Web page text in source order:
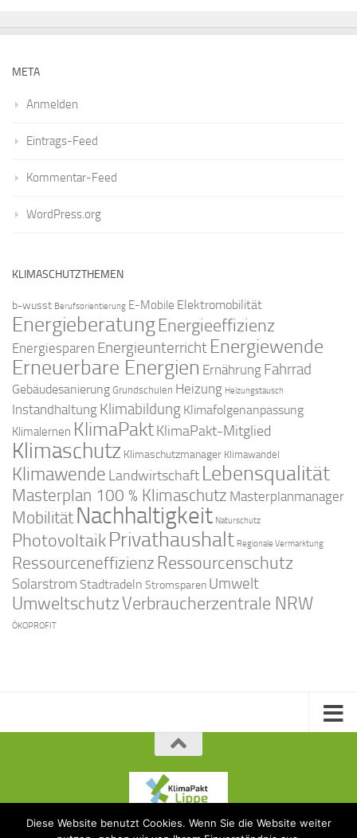
META
Anmelden
Eintrags-Feed
Kommentar-Feed
WordPress.org
KLIMASCHUTZTHEMEN
b-wusst Berufsorientierung E-Mobile Elektromobilität
EnergieberatungEnergieeffizienz
Energiesparen Energieunterricht Energiewende
Erneuerbare Energien Ernährung Fahrrad
Gebäudesanierung Grundschulen Heizung Heizungstausch
Instandhaltung Klimabildung Klimafolgenanpassung
Klimalernen KlimaPaktKlimaPakt-Mitglied
Klimaschutz Klimaschutzmanager Klimawandel
Klimawende Landwirtschaft Lebensqualität
Masterplan 100 % Klimaschutz Masterplanmanager
Mobilität Nachhaltigkeit Naturschutz
PhotovoltaikPrivathaushalt Regionale Vermarktung
Ressourceneffizienz Ressourcenschutz
Solarstrom Stadtradeln Stromsparen Umwelt
UmweltschutzVerbraucherzentrale NRW
ÖKOPROFIT
Diese Website benutzt Cookies. Wenn Sie die Website weiter